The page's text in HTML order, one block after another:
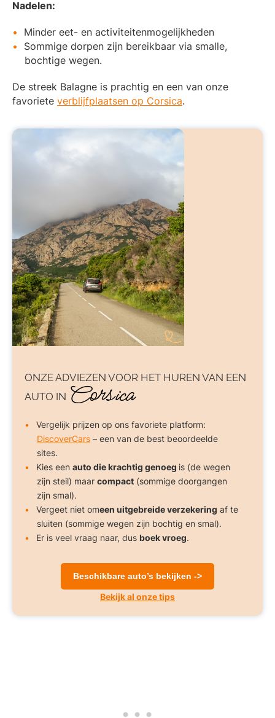
Nadelen:
Minder eet- en activiteitenmogelijkheden
Sommige dorpen zijn bereikbaar via smalle,
bochtige wegen.
De streek Balagne is prachtig en een van onze
favoriete verblijfplaatsen op Corsica.
ONZE ADVIEZEN VOOR HET HUREN VAN EEN
AUTO IN Corsica
Vergelijk prijzen op ons favoriete platform:
DiscoverCars – een van de best beoordeelde
sites.
Kies een auto die krachtig genoeg is (de wegen
zijn steil) maar compact (sommige doorgangen
zijn smal).
Vergeet niet omeen uitgebreide verzekering af te
sluiten (sommige wegen zijn bochtig en smal).
Er is veel vraag naar, dus boek vroeg.
Beschikbare auto’s bekijken ->
Bekijk al onze tips